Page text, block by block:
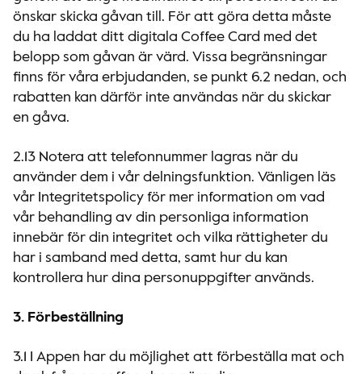
önskar skicka gåvan till. För att göra detta måste
du ha laddat ditt digitala Coffee Card med det
belopp som gåvan är värd. Vissa begränsningar
finns för våra erbjudanden, se punkt 6.2 nedan, och
rabatten kan därför inte användas när du skickar
en gåva.
2.13 Notera att telefonnummer lagras när du
använder dem i vår delningsfunktion. Vänligen läs
vår Integritetspolicy för mer information om vad
vår behandling av din personliga information
innebär för din integritet och vilka rättigheter du
har i samband med detta, samt hur du kan
kontrollera hur dina personuppgifter används.
3. Förbeställning
3.1 I Appen har du möjlighet att förbeställa mat och